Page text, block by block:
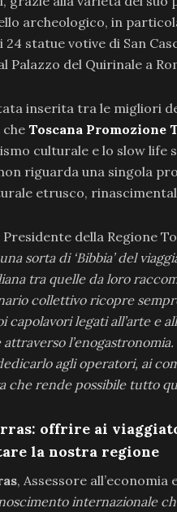
archeologico, in
statue votive di San
Palazzo del Quirinale a
inserita tra le migliori
Toscana Promozione
culturale e lo slow life
riguarda una singola
etrusco,
Presidente della Regione
sorta di ‘Bibbia’ del
tra quelle da loro
collettivo ricopre
capolavori legati all’arte e
attraverso
agli operatori, ai
che rende possibile tutto
offrire ai
la nostra regione
, Assessore
internazionale